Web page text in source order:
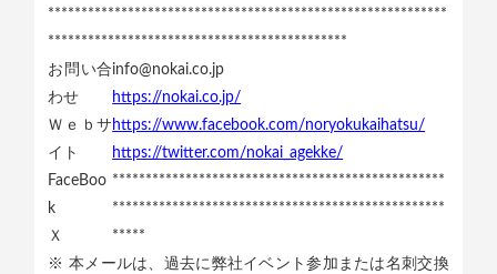
************************************************************
*********************************************
お問い合
わせ
Ｗｅｂサ
イト
FaceBoo
k
Ｘ
info@nokai.co.jp
https://nokai.co.jp/
https://www.facebook.com/noryokukaihatsu/
https://twitter.com/nokai_agekke/
**************************************************
**************************************************
*****
※ 本メールは、過去に弊社イベント参加または名刺交換